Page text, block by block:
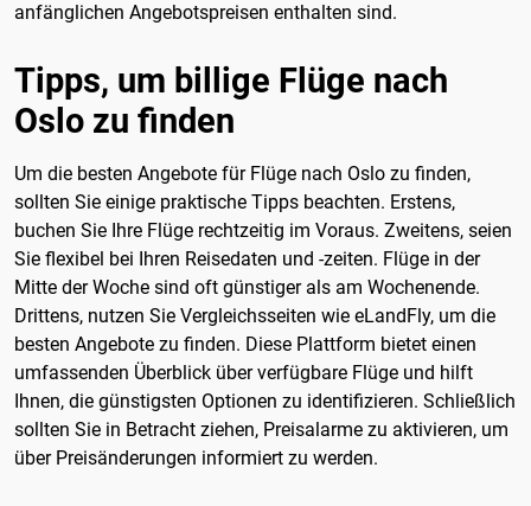
anfänglichen Angebotspreisen enthalten sind.
Tipps, um billige Flüge nach
Oslo zu finden
Um die besten Angebote für Flüge nach Oslo zu finden,
sollten Sie einige praktische Tipps beachten. Erstens,
buchen Sie Ihre Flüge rechtzeitig im Voraus. Zweitens, seien
Sie flexibel bei Ihren Reisedaten und -zeiten. Flüge in der
Mitte der Woche sind oft günstiger als am Wochenende.
Drittens, nutzen Sie Vergleichsseiten wie eLandFly, um die
besten Angebote zu finden. Diese Plattform bietet einen
umfassenden Überblick über verfügbare Flüge und hilft
Ihnen, die günstigsten Optionen zu identifizieren. Schließlich
sollten Sie in Betracht ziehen, Preisalarme zu aktivieren, um
über Preisänderungen informiert zu werden.